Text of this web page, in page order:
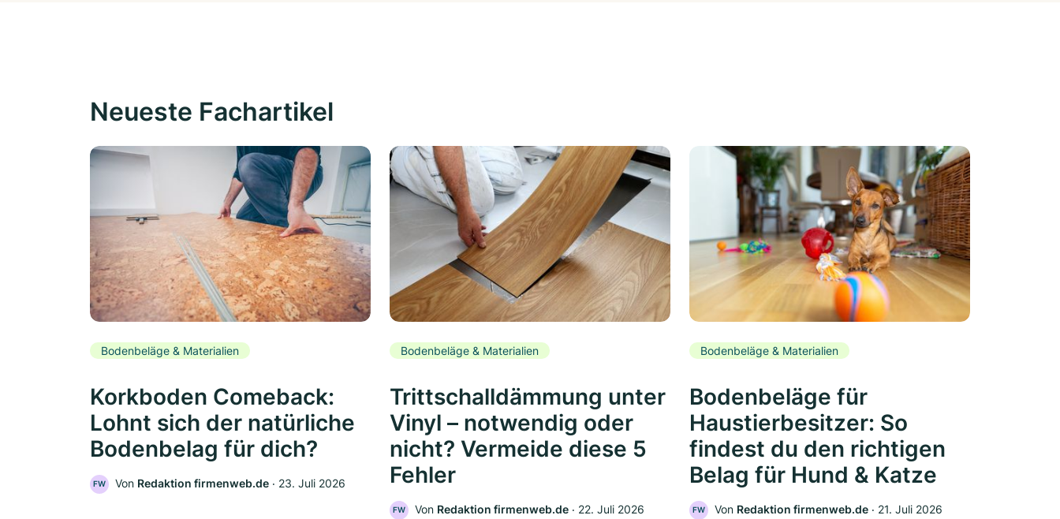
Neueste Fachartikel
Bodenbeläge & Materialien
Korkboden Comeback:
Lohnt sich der natürliche
Bodenbelag für dich?
FW Von Redaktion firmenweb.de ‧ 23. Juli 2026
Bodenbeläge & Materialien
Trittschalldämmung unter
Vinyl – notwendig oder
nicht? Vermeide diese 5
Fehler
FW Von Redaktion firmenweb.de ‧ 22. Juli 2026
Bodenbeläge & Materialien
Bodenbeläge für
Haustierbesitzer: So
findest du den richtigen
Belag für Hund & Katze
FW Von Redaktion firmenweb.de ‧ 21. Juli 2026